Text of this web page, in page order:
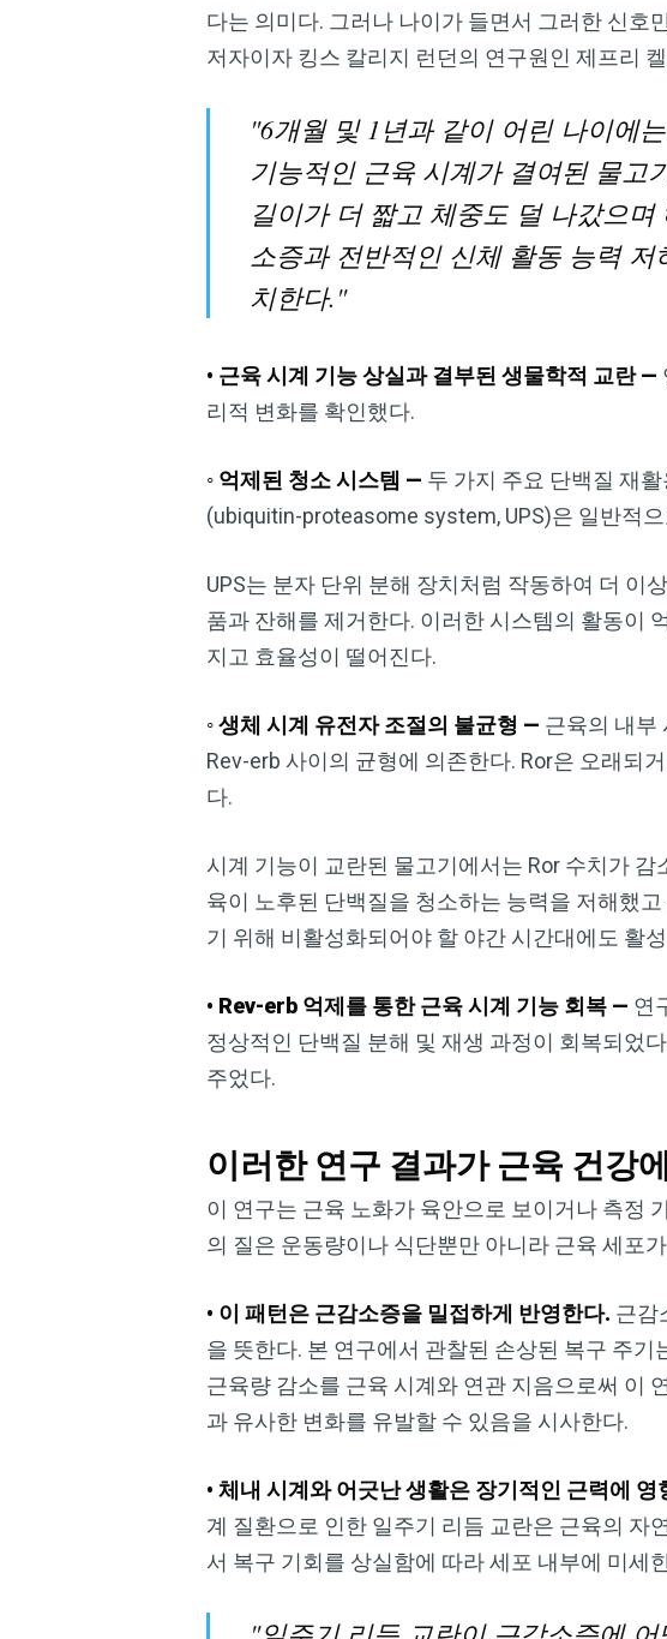
다는 의미다. 그러나 나이가 들면서 그러한 신호
저자이자 킹스 칼리지 런던의 연구원인 제프리
"6개월 및 1년과 같이 어린 나이에
기능적인 근육 시계가 결여된 물고
길이가 더 짧고 체중도 덜 나갔으
소증과 전반적인 신체 활동 능력
치한다."
• 근육 시계 기능 상실과 결부된 생물학적 교란 —
리적 변화를 확인했다.
◦ 억제된 청소 시스템 — 두 가지 주요 단백질 재
(ubiquitin-proteasome system, UPS)은 일반적
UPS는 분자 단위 분해 장치처럼 작동하여 더 이
품과 잔해를 제거한다. 이러한 시스템의 활동이
지고 효율성이 떨어진다.
◦ 생체 시계 유전자 조절의 불균형 — 근육의 내부
Rev-erb 사이의 균형에 의존한다. Ror은 오래되
다.
시계 기능이 교란된 물고기에서는 Ror 수치가
육이 노후된 단백질을 청소하는 능력을 저해했
기 위해 비활성화되어야 할 야간 시간대에도 활
• Rev-erb 억제를 통한 근육 시계 기능 회복 — 연
정상적인 단백질 분해 및 재생 과정이 회복되었
주었다.
이러한 연구 결과가 근육 건강
이 연구는 근육 노화가 육안으로 보이거나 측정
의 질은 운동량이나 식단뿐만 아니라 근육 세포
• 이 패턴은 근감소증을 밀접하게 반영한다. 근감
을 뜻한다. 본 연구에서 관찰된 손상된 복구 주
근육량 감소를 근육 시계와 연관 지음으로써 이
과 유사한 변화를 유발할 수 있음을 시사한다.
• 체내 시계와 어긋난 생활은 장기적인 근력에 영
계 질환으로 인한 일주기 리듬 교란은 근육의 자
서 복구 기회를 상실함에 따라 세포 내부에 미세
Dr.
검열이나 전
롭게 확인하